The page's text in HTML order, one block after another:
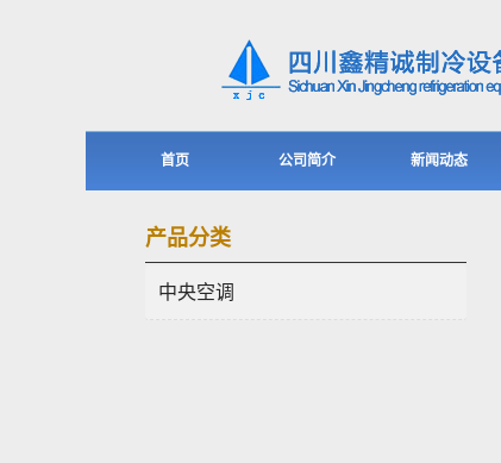
首页 公司简介 新闻动态
产品分类
中央空调